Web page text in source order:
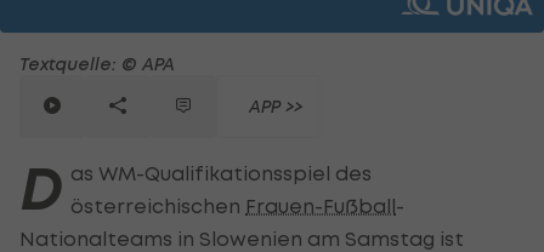
Textquelle: © APA
APP >>
D as WM-Qualifikationsspiel des
österreichischen Frauen-Fußball-
Nationalteams in Slowenien am Samstag ist